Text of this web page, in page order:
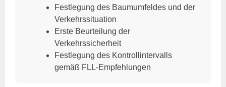
Festlegung des Baumumfeldes und der
Verkehrssituation
Erste Beurteilung der
Verkehrssicherheit
Festlegung des Kontrollintervalls
gemäß FLL-Empfehlungen